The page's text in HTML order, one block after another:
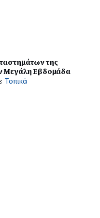
της
Μεγάλη Εβδομάδα
Τοπικά